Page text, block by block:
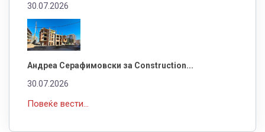
30.07.2026
Андреа Серафимовски за Construction...
30.07.2026
Повеќе вести...